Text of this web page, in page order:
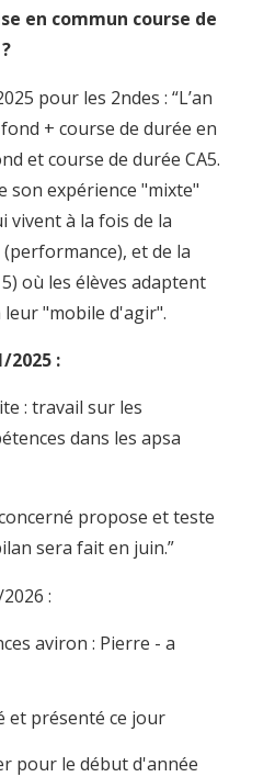
en commun course de
pour les 2ndes : “L’an
+ course de durée en
et course de durée CA5.
son expérience "mixte"
vivent à la fois de la
et de la
où les élèves adaptent
"mobile d'agir".
2025 :
: travail sur les
dans les apsa
propose et teste
sera fait en juin.”
:
aviron : Pierre - a
et présenté ce jour
pour le début d'année